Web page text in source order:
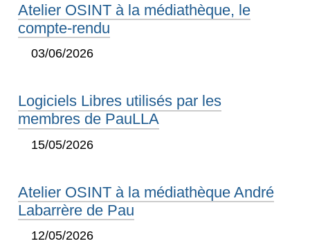
Atelier OSINT à la médiathèque, le
compte-rendu
03/06/2026
Logiciels Libres utilisés par les
membres de PauLLA
15/05/2026
Atelier OSINT à la médiathèque André
Labarrère de Pau
12/05/2026